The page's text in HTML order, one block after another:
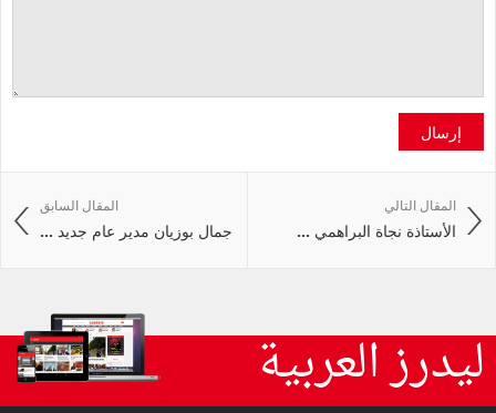
إرسال
المقال السابق
جمال بوزيان مدير عام جديد ...
المقال التالي
الأستاذة نجاة البراهمي ...
ليدرز العربية